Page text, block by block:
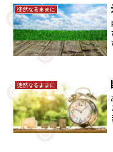
徒然なるままに
徒然なるままに